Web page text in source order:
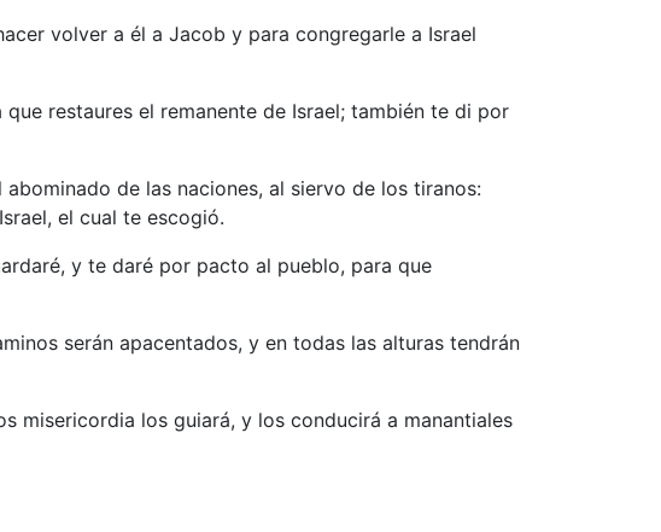
volver a él a Jacob y para congregarle a Israel
restaures el remanente de Israel; también te di por
de las naciones, al siervo de los tiranos:
el cual te escogió.
y te daré por pacto al pueblo, para que
serán apacentados, y en todas las alturas tendrán
misericordia los guiará, y los conducirá a manantiales